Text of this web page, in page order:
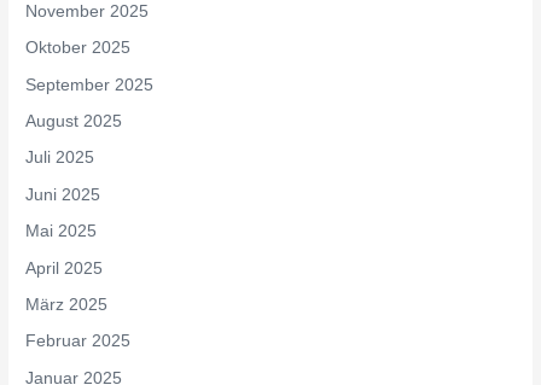
November 2025
Oktober 2025
September 2025
August 2025
Juli 2025
Juni 2025
Mai 2025
April 2025
März 2025
Februar 2025
Januar 2025